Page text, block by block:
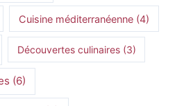
Cuisine méditerranéenne (4)
Découvertes culinaires(3)
(6)